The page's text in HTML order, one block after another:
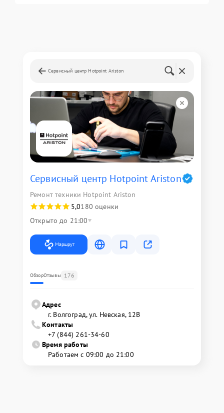
Сервисный центр Hotpoint Ariston
Сервисный центр Hotpoint Ariston
Ремонт техники Hotpoint Ariston
5,0180 оценки
Открыто до 21:00
Маршрут
ОбзорОтзывы 176
Адрес
г. Волгоград, ул. Невская, 12В
Контакты
+7 (844) 261-34-60
Время работы
Работаем с 09:00 до 21:00